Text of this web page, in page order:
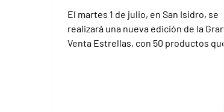
El martes 1 de julio, en San Isidro, se
realizará una nueva edición de la Gran
Venta Estrellas, con 50 productos que